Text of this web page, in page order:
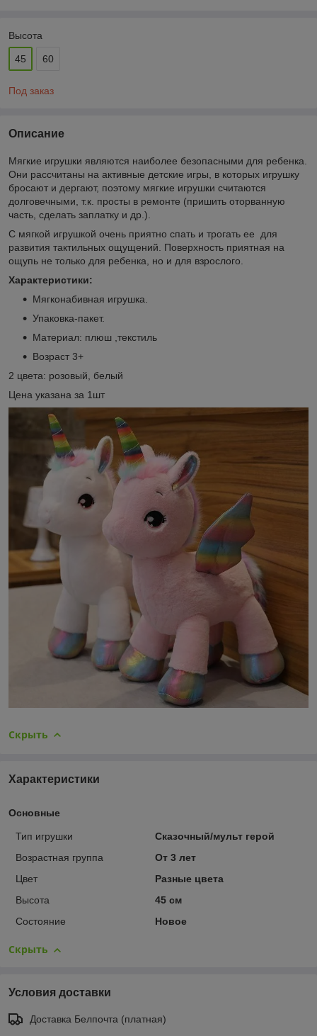
Высота
45 60
Под заказ
Описание
Мягкие игрушки являются наиболее безопасными для ребенка.
Они рассчитаны на активные детские игры, в которых игрушку
бросают и дергают, поэтому мягкие игрушки считаются
долговечными, т.к. просты в ремонте (пришить оторванную
часть, сделать заплатку и др.).
С мягкой игрушкой очень приятно спать и трогать ее для
развития тактильных ощущений. Поверхность приятная на
ощупь не только для ребенка, но и для взрослого.
Характеристики:
Мягконабивная игрушка.
Упаковка-пакет.
Материал: плюш ,текстиль
Возраст 3+
2 цвета: розовый, белый
Цена указана за 1шт
Скрыть
Характеристики
Основные
Тип игрушки
Сказочный/мульт герой
Возрастная группа
От 3 лет
Цвет
Разные цвета
Высота
45 см
Состояние
Новое
Скрыть
Условия доставки
Доставка Белпочта (платная)